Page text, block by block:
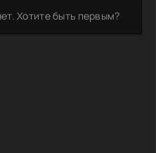
Хотите быть первым?